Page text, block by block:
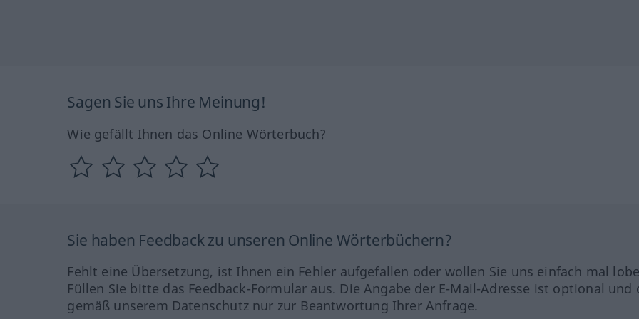
Sagen Sie uns Ihre Meinung!
Wie gefällt Ihnen das Online Wörterbuch?
Sie haben Feedback zu unseren Online Wörterbüchern?
Fehlt eine Übersetzung, ist Ihnen ein Fehler aufgefallen oder wollen Sie uns einfach mal
Füllen Sie bitte das Feedback-Formular aus. Die Angabe der E-Mail-Adresse ist optional und
gemäß unserem Datenschutz nur zur Beantwortung Ihrer Anfrage.